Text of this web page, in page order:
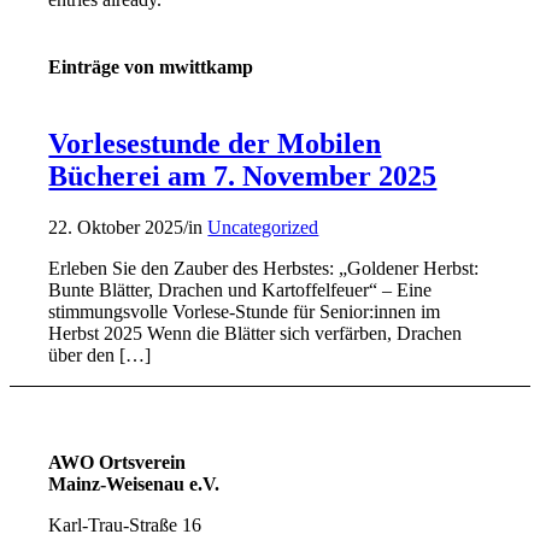
Einträge von mwittkamp
Vorlesestunde der Mobilen
Bücherei am 7. November 2025
22. Oktober 2025/inUncategorized
Erleben Sie den Zauber des Herbstes: „Goldener Herbst:
Bunte Blätter, Drachen und Kartoffelfeuer“ – Eine
stimmungsvolle Vorlese-Stunde für Senior:innen im
Herbst 2025 Wenn die Blätter sich verfärben, Drachen
über den […]
AWO Ortsverein
Mainz-Weisenau e.V.
Karl-Trau-Straße 16